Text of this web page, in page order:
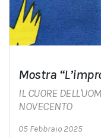
Mostra
IL CUORE
NOVECENTO
05 Febbraio 2025